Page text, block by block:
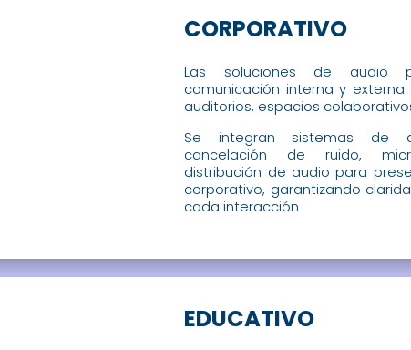
CORPORATIVO
Las soluciones de audio
comunicación interna y
auditorios, espacios
Se integran sistemas de
cancelación de ruido,
distribución de audio para
corporativo, garantizando
cada interacción.
EDUCATIVO